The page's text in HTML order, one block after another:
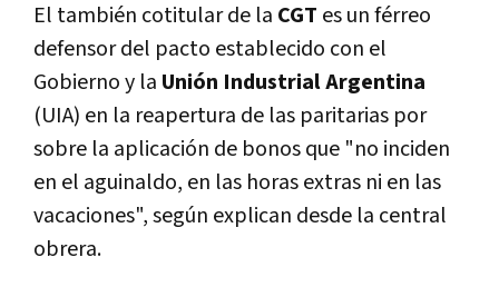
El también cotitular de la CGT es un férreo
defensor del pacto establecido con el
Gobierno y la Unión Industrial Argentina
(UIA) en la reapertura de las paritarias por
sobre la aplicación de bonos que "no inciden
en el aguinaldo, en las horas extras ni en las
vacaciones", según explican desde la central
obrera.